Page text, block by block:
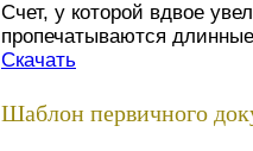
Счет, у которой вдвое
пропечатываются
Скачать
Шаблон первичного